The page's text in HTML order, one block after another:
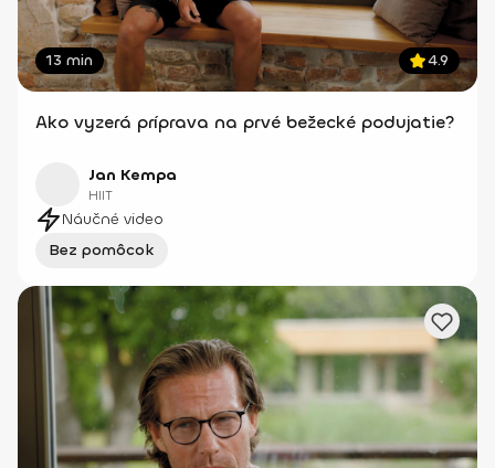
13 min 4.9
Ako vyzerá príprava na prvé bežecké podujatie?
Jan Kempa
HIIT
Náučné video
Bez pomôcok